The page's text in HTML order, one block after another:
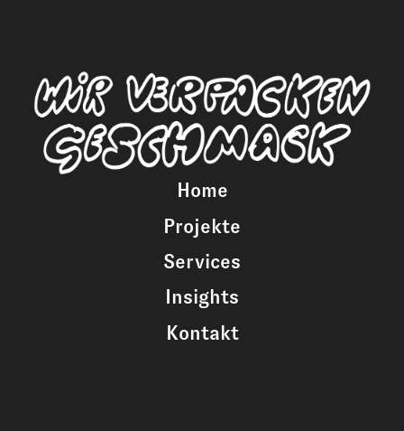
Home
Projekte
Services
Insights
Kontakt